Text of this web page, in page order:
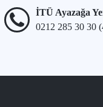
İTÜ Ayazağa
0212 285 30 30